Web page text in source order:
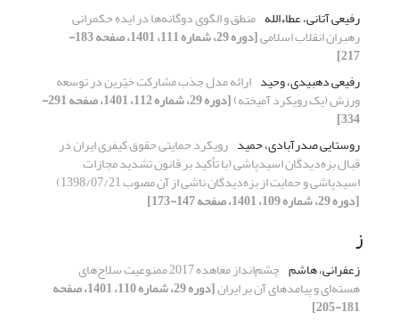
رفیعی آتانی، عطاءالله منطق و الگوی دوگانه‌ها در ایده حکمرانی
رهبران انقلاب اسلامی [دوره 29، شماره 111، 1401، صفحه 183-
217]
رفیعی دهبیدی، وحید ارائه مدل جذب مشارکت خیّرین در توسعه
ورزش (یک رویکرد آمیخته) [دوره 29، شماره 112، 1401، صفحه 291-
334]
روستایی صدرآبادی، حمید رویکرد حمایتی حقوق کیفری ایران در
قبال بزه‌دیدگان اسیدپاشی (با تأکید بر قانون تشدید مجازات
اسیدپاشی و حمایت از بزه‌دیدگان ناشی از آن مصوب 1398/07/21)
[دوره 29، شماره 109، 1401، صفحه 147-173]
ز
زعفرانی، هاشم چشم‌انداز معاهده 2017 ممنوعیت سلاح‌های
هسته‌ای و پیامدهای آن بر ایران [دوره 29، شماره 110، 1401، صفحه
181-205]